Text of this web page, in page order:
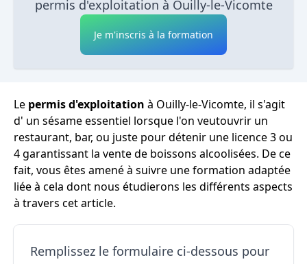
permis d'exploitation à Ouilly-le-Vicomte
Je m'inscris à la formation
Le permis d'exploitation à Ouilly-le-Vicomte, il s'agit
d' un sésame essentiel lorsque l'on veutouvrir un
restaurant, bar, ou juste pour détenir une licence 3 ou
4 garantissant la vente de boissons alcoolisées. De ce
fait, vous êtes amené à suivre une formation adaptée
liée à cela dont nous étudierons les différents aspects
à travers cet article.
Remplissez le formulaire ci-dessous pour